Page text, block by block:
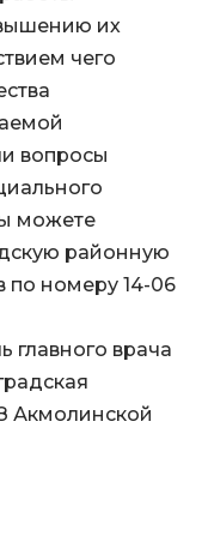
их
чего
вопросы
можете
районную
по номеру 14-06
главного врача
Акмолинской